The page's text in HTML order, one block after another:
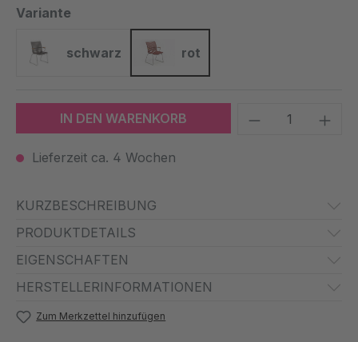
Variante
schwarz
schwarz
rot
rot
IN DEN WARENKORB Produkt
Lieferzeit ca. 4 Wochen
KURZBESCHREIBUNG
PRODUKTDETAILS
EIGENSCHAFTEN
HERSTELLERINFORMATIONEN
Zum Merkzettel hinzufügen